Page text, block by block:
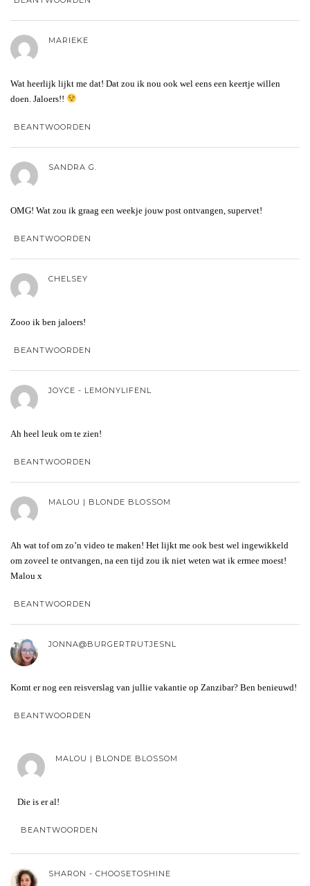
MARIEKE
Wat heerlijk lijkt me dat! Dat zou ik nou ook wel eens een keertje willen
doen. Jaloers!!
BEANTWOORDEN
SANDRA G.
OMG! Wat zou ik graag een weekje jouw post ontvangen, supervet!
BEANTWOORDEN
CHELSEY
Zooo ik ben jaloers!
BEANTWOORDEN
JOYCE - LEMONYLIFENL
Ah heel leuk om te zien!
BEANTWOORDEN
MALOU | BLONDE BLOSSOM
Ah wat tof om zo’n video te maken! Het lijkt me ook best wel ingewikkeld
om zoveel te ontvangen, na een tijd zou ik niet weten wat ik ermee moest!
Malou x
BEANTWOORDEN
JONNA@BURGERTRUTJESNL
Komt er nog een reisverslag van jullie vakantie op Zanzibar? Ben benieuwd!
BEANTWOORDEN
MALOU | BLONDE BLOSSOM
Die is er al!
BEANTWOORDEN
SHARON - CHOOSETOSHINE